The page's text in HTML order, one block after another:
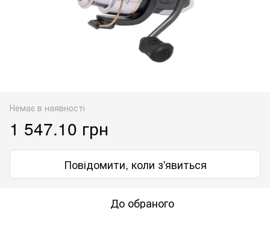
Немає в наявності
1 547.10 грн
Повідомити, коли з'явиться
До обраного